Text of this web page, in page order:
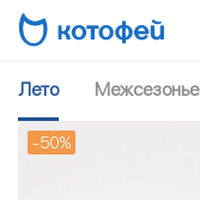
Лето Межсезонье
-50%